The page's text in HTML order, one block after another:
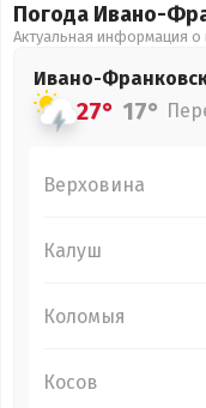
Погода Ивано-
Актуальная информация о
Ивано-
27° 17°
Верховина
Калуш
Коломыя
Косов